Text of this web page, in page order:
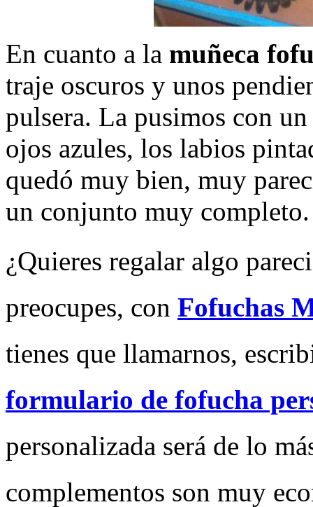
En cuanto a la muñeca
traje oscuros y unos
pulsera. La pusimos con
ojos azules, los labios
quedó muy bien, muy
un conjunto muy completo.
¿Quieres regalar algo
preocupes, con Fofuchas
tienes que llamarnos,
formulario de fofucha
personalizada será de lo
complementos son muy